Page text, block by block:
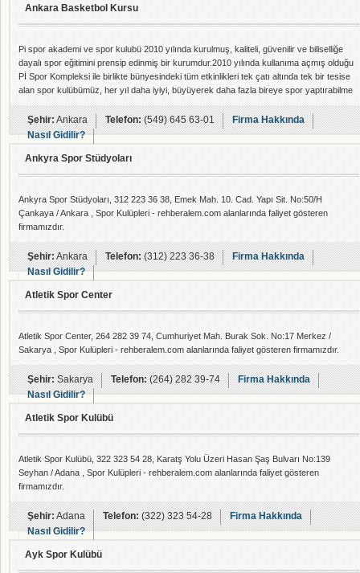
Ankara Basketbol Kursu
Pi spor akademi ve spor kulubü 2010 yılında kurulmuş, kaliteli, güvenilir ve biliselliğe
dayalı spor eğitimini prensip edinmiş bir kurumdur.2010 yılında kullanıma açmış olduğu
Pİ Spor Kompleksi ile birlikte bünyesindeki tüm etkinlikleri tek çatı altında tek bir tesise
alan spor kulübümüz, her yıl daha iyiyi, büyüyerek daha fazla bireye spor yaptırabilme
amacını ve üst düzey eğitimle sportif başarıyı da yakalayabilme misyonunu
yüklenmiştir.
Şehir:Ankara Telefon:(549) 645 63-01
Firma Hakkında
Nasıl Gidilir?
Ankyra Spor Stüdyoları
Ankyra Spor Stüdyoları, 312 223 36 38, Emek Mah. 10. Cad. Yapı Sit. No:50/H
Çankaya / Ankara , Spor Kulüpleri - rehberalem.com alanlarında faliyet gösteren
firmamızdır.
Şehir:Ankara Telefon:(312) 223 36-38
Firma Hakkında
Nasıl Gidilir?
Atletik Spor Center
Atletik Spor Center, 264 282 39 74, Cumhuriyet Mah. Burak Sok. No:17 Merkez /
Sakarya , Spor Kulüpleri - rehberalem.com alanlarında faliyet gösteren firmamızdır.
Şehir:Sakarya Telefon:(264) 282 39-74
Firma Hakkında
Nasıl Gidilir?
Atletik Spor Kulübü
Atletik Spor Kulübü, 322 323 54 28, Karatş Yolu Üzeri Hasan Şaş Bulvarı No:139
Seyhan / Adana , Spor Kulüpleri - rehberalem.com alanlarında faliyet gösteren
firmamızdır.
Şehir:Adana Telefon:(322) 323 54-28
Firma Hakkında
Nasıl Gidilir?
Ayk Spor Kulübü